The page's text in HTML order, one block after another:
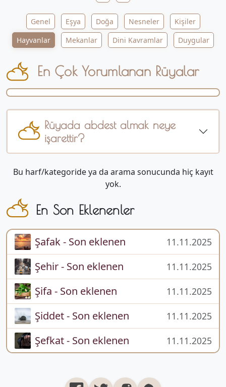
Genel Eşya Doğa Nesneler
Kişiler
Hayvanlar
Mekanlar Dini Kavramlar Duygular
En Çok Yorumlanan Rüyalar
Rüyada abdest almak neye
işarettir?
Bu harf/kategoride ya da arama sonucunda hiç kayıt
yok.
En Son Eklenenler
Şafak - Son eklenen 11.11.2025
Şehir - Son eklenen 11.11.2025
Şifa - Son eklenen 11.11.2025
Şiddet - Son eklenen 11.11.2025
Şefkat - Son eklenen 11.11.2025